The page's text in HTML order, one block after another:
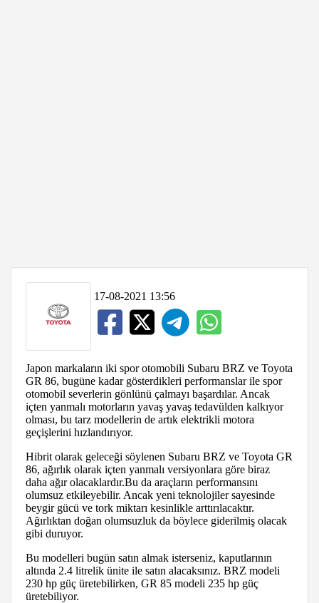
17-08-2021 13:56
Japon markaların iki spor otomobili Subaru BRZ ve Toyota
GR 86, bugüne kadar gösterdikleri performanslar ile spor
otomobil severlerin gönlünü çalmayı başardılar. Ancak
içten yanmalı motorların yavaş yavaş tedavülden kalkıyor
olması, bu tarz modellerin de artık elektrikli motora
geçişlerini hızlandırıyor.
Hibrit olarak geleceği söylenen Subaru BRZ ve Toyota GR
86, ağırlık olarak içten yanmalı versiyonlara göre biraz
daha ağır olacaklardır.Bu da araçların performansını
olumsuz etkileyebilir. Ancak yeni teknolojiler sayesinde
beygir gücü ve tork miktarı kesinlikle arttırılacaktır.
Ağırlıktan doğan olumsuzluk da böylece giderilmiş olacak
gibi duruyor.
Bu modelleri bugün satın almak isterseniz, kaputlarının
altında 2.4 litrelik ünite ile satın alacaksınız. BRZ modeli
230 hp güç üretebilirken, GR 85 modeli 235 hp güç
üretebiliyor.